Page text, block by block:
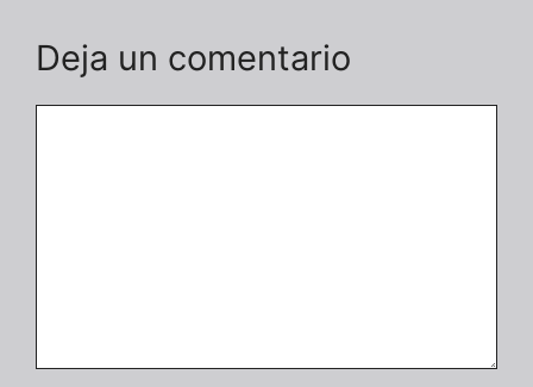
Deja un comentario